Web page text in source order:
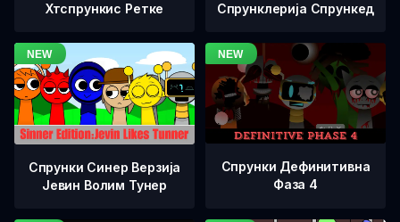
Хтспрункис Ретке Спрунклерија Спрункед
Спрунки Синер Верзија
Јевин Волим Тунер
Спрунки Дефинитивна
Фаза 4